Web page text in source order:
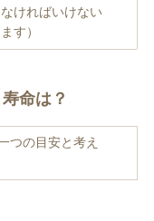
ければいけない
す）
命は？
つの目安と考え